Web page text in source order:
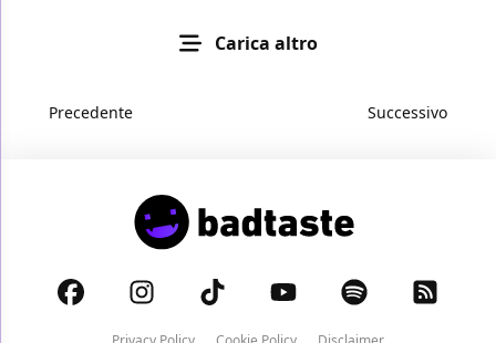
Carica altro
Precedente Successivo